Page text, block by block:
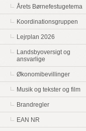
Årets Børnefestugetema
Koordinationsgruppen
Lejrplan 2026
Landsbyoversigt og
ansvarlige
Økonomibevillinger
Musik og tekster og film
Brandregler
EAN NR